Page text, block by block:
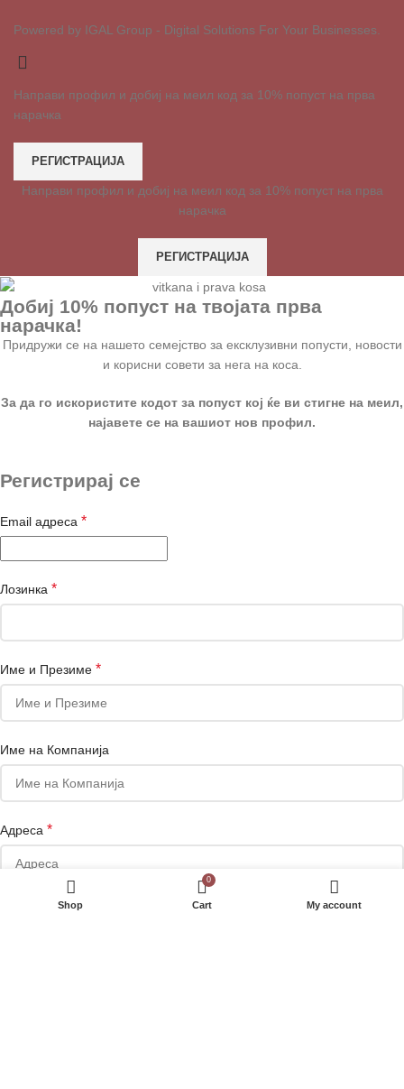
Powered by IGAL Group - Digital Solutions For Your Businesses.
Направи профил и добиј на меил код за 10% попуст на прва
нарачка
РЕГИСТРАЦИЈА
Направи профил и добиј на меил код за 10% попуст на прва
нарачка
РЕГИСТРАЦИЈА
Добиј 10% попуст на твојата прва
нарачка!
Придружи се на нашето семејство за ексклузивни попусти, новости
и корисни совети за нега на коса.
За да го искористите кодот за попуст кој ќе ви стигне на меил,
најавете се на вашиот нов профил.
Регистрирај се
Email адреса *
Лозинка *
Име и Презиме *
Име на Компанија
Адреса *
Shop
0
Cart My account